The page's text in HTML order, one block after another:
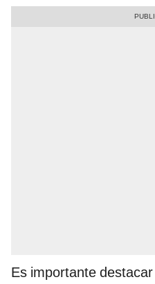
Es importante